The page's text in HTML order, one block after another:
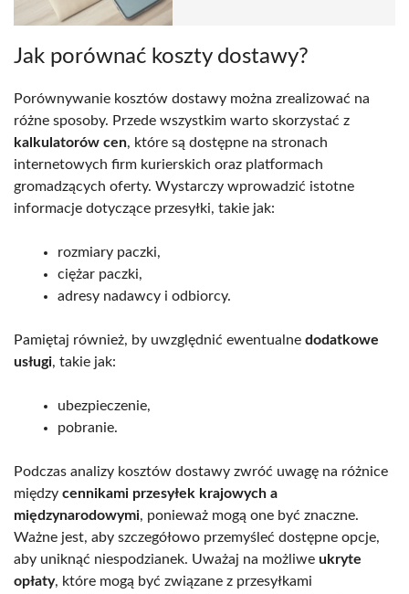
Jak porównać koszty dostawy?
Porównywanie kosztów dostawy można zrealizować na
różne sposoby. Przede wszystkim warto skorzystać z
kalkulatorów cen, które są dostępne na stronach
internetowych firm kurierskich oraz platformach
gromadzących oferty. Wystarczy wprowadzić istotne
informacje dotyczące przesyłki, takie jak:
rozmiary paczki,
ciężar paczki,
adresy nadawcy i odbiorcy.
Pamiętaj również, by uwzględnić ewentualne dodatkowe
usługi, takie jak:
ubezpieczenie,
pobranie.
Podczas analizy kosztów dostawy zwróć uwagę na różnice
między cennikami przesyłek krajowych a
międzynarodowymi, ponieważ mogą one być znaczne.
Ważne jest, aby szczegółowo przemyśleć dostępne opcje,
aby uniknąć niespodzianek. Uważaj na możliwe ukryte
opłaty, które mogą być związane z przesyłkami